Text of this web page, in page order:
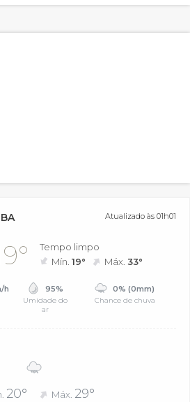
Atualizado às 01h01
Tempo limpo
Mín.19° Máx.33°
h 95%
Umidade do
ar
0% (0mm)
Chance de chuva
20° Máx. 29°